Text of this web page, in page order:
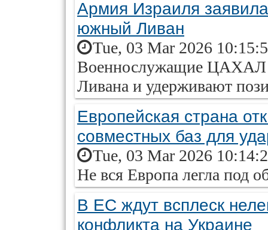
Армия Израиля
южный Ливан
Tue, 03 Mar 2026
Военнослужащие ЦАХАЛ
Ливана и удерживают
Европейская страна
совместных баз для
Tue, 03 Mar 2026
Не вся Европа легла под
В ЕС ждут всплеск
конфликта на Украине